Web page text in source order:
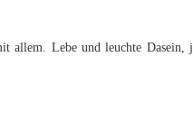
allem. Lebe und leuchte Dasein,